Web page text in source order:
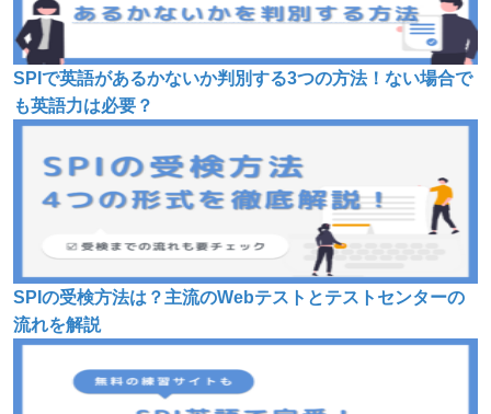
SPIで英語があるかないか判別する3つの方法！ない場合で
も英語力は必要？
SPIの受検方法は？主流のWebテストとテストセンターの
流れを解説